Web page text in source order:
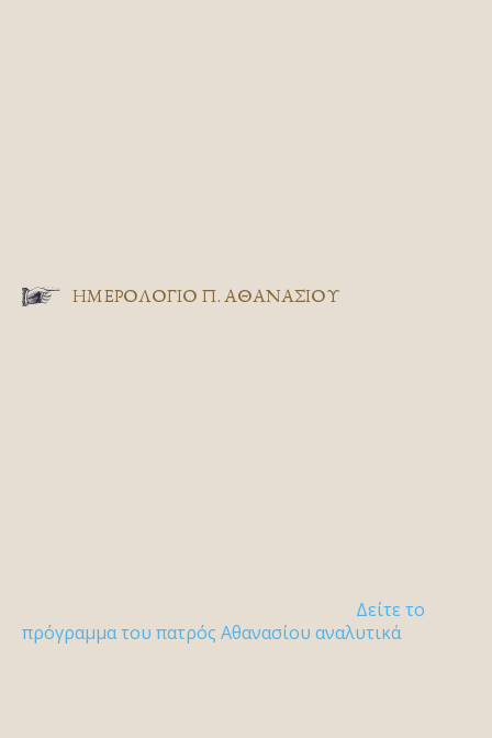
ΗΜΕΡΟΛΟΓΙΟ Π. ΑΘΑΝΑΣΙΟΥ
Δείτε το
πρόγραμμα του πατρός Αθανασίου αναλυτικά